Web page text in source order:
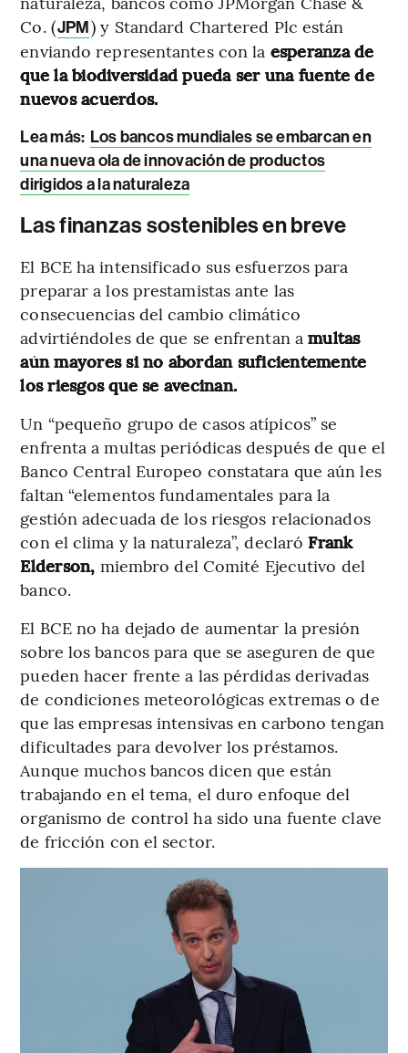
Co. (JPM) y Standard Chartered Plc están
enviando representantes con la esperanza de
que la biodiversidad pueda ser una fuente de
nuevos acuerdos.
Lea más: Los bancos mundiales se embarcan en
una nueva ola de innovación de productos
dirigidos a la naturaleza
Las finanzas sostenibles en breve
El BCE ha intensificado sus esfuerzos para
preparar a los prestamistas ante las
consecuencias del cambio climático
advirtiéndoles de que se enfrentan amultas
aún mayores si no abordan suficientemente
los riesgos que se avecinan.
Un “pequeño grupo de casos atípicos” se
enfrenta a multas periódicas después de que el
Banco Central Europeo constatara que aún les
faltan “elementos fundamentales para la
gestión adecuada de los riesgos relacionados
con el clima y la naturaleza”, declaró Frank
Elderson, miembro del Comité Ejecutivo del
banco.
El BCE no ha dejado de aumentar la presión
sobre los bancos para que se aseguren de que
pueden hacer frente a las pérdidas derivadas
de condiciones meteorológicas extremas o de
que las empresas intensivas en carbono tengan
dificultades para devolver los préstamos.
Aunque muchos bancos dicen que están
trabajando en el tema, el duro enfoque del
organismo de control ha sido una fuente clave
de fricción con el sector.